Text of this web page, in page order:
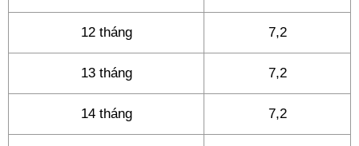
12 tháng 7,2
13 tháng 7,2
14 tháng 7,2